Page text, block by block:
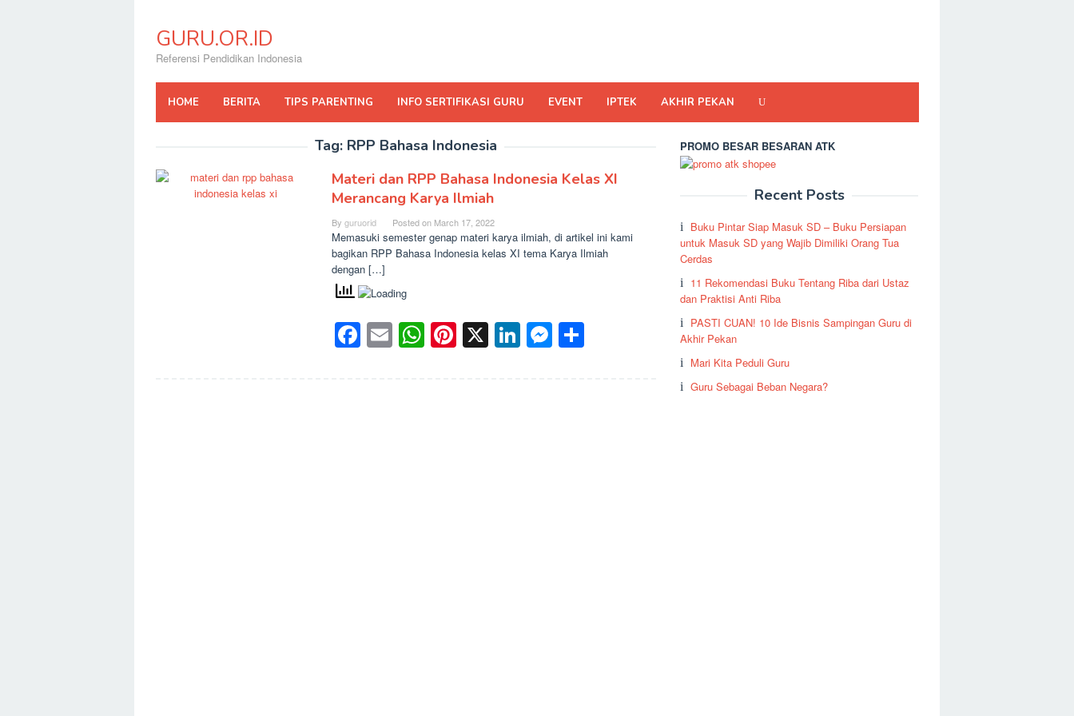
contentGURU.OR.ID
Referensi Pendidikan Indonesia
HOME BERITA TIPS PARENTING INFO SERTIFIKASI GURU EVENT IPTEK AKHIR PEKAN
Tag: RPP Bahasa Indonesia
Materi dan RPP Bahasa Indonesia Kelas XI
Merancang Karya Ilmiah
By guruorid Posted on March 17, 2022
Memasuki semester genap materi karya ilmiah, di artikel ini kami
bagikan RPP Bahasa Indonesia kelas XI tema Karya Ilmiah
dengan […]
Facebook
EmailWhatsApp
Pinterest
X LinkedIn
Messenger
Share
PROMO BESAR BESARAN ATK
Recent Posts
Buku Pintar Siap Masuk SD – Buku Persiapan
untuk Masuk SD yang Wajib Dimiliki Orang Tua
Cerdas
11 Rekomendasi Buku Tentang Riba dari Ustaz
dan Praktisi Anti Riba
PASTI CUAN! 10 Ide Bisnis Sampingan Guru di
Akhir Pekan
Mari Kita Peduli Guru
Guru Sebagai Beban Negara?